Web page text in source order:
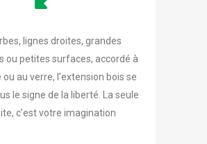
lignes droites, grandes
ou petites surfaces, accordé à
ou au verre, l’extension bois se
le signe de la liberté. La seule
c’est votre imagination